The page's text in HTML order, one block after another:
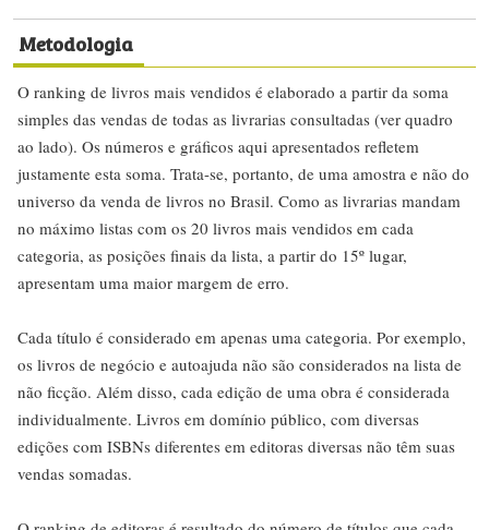
Metodologia
O ranking de livros mais vendidos é elaborado a partir da soma
simples das vendas de todas as livrarias consultadas (ver quadro
ao lado). Os números e gráficos aqui apresentados refletem
justamente esta soma. Trata-se, portanto, de uma amostra e não do
universo da venda de livros no Brasil. Como as livrarias mandam
no máximo listas com os 20 livros mais vendidos em cada
categoria, as posições finais da lista, a partir do 15º lugar,
apresentam uma maior margem de erro.
Cada título é considerado em apenas uma categoria. Por exemplo,
os livros de negócio e autoajuda não são considerados na lista de
não ficção. Além disso, cada edição de uma obra é considerada
individualmente. Livros em domínio público, com diversas
edições com ISBNs diferentes em editoras diversas não têm suas
vendas somadas.